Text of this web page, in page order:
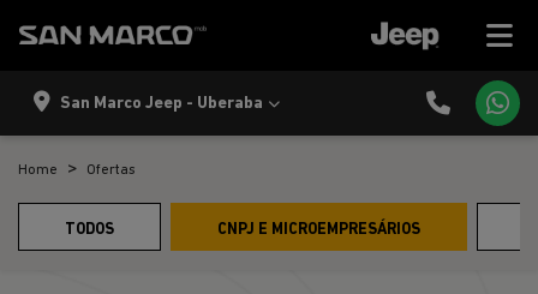
San Marco Jeep - Uberaba
Home Ofertas
TODOS CNPJ E MICROEMPRESÁRIOS